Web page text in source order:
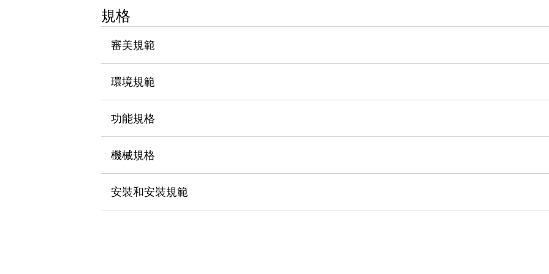
使人機協作更安全、更高效
提高半導體製造裝置設計自由度的方法
瞬間完成開關的更換，避免停機時間拉長
瀏覽全部
規格
審美規範
環境規範
功能規格
機械規格
安裝和安裝規範